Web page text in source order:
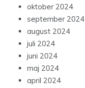
oktober 2024
september 2024
august 2024
juli 2024
juni 2024
maj 2024
april 2024